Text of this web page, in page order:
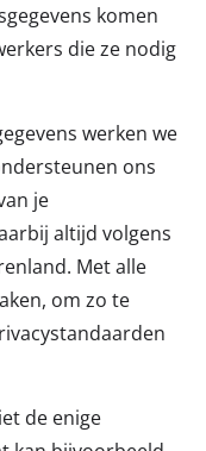
komen
die ze nodig
werken we
ons
je
altijd volgens
Met alle
om zo te
de enige